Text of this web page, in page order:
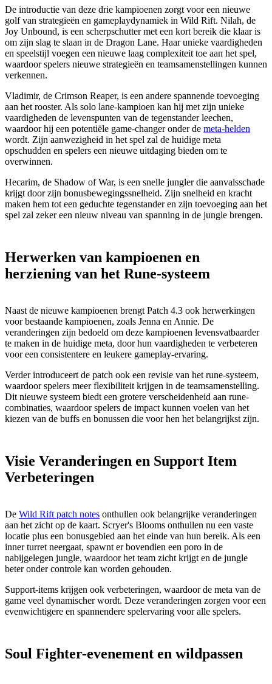
De introductie van deze drie kampioenen zorgt voor een nieuwe
golf van strategieën en gameplaydynamiek in Wild Rift. Nilah, de
Joy Unbound, is een scherpschutter met een kort bereik die klaar is
om zijn slag te slaan in de Dragon Lane. Haar unieke vaardigheden
en speelstijl voegen een nieuwe laag complexiteit toe aan het spel,
waardoor spelers nieuwe strategieën en teamsamenstellingen kunnen
verkennen.
Vladimir, de Crimson Reaper, is een andere spannende toevoeging
aan het rooster. Als solo lane-kampioen kan hij met zijn unieke
vaardigheden de levenspunten van de tegenstander leechen,
waardoor hij een potentiële game-changer onder de meta-helden
wordt. Zijn aanwezigheid in het spel zal de huidige meta
opschudden en spelers een nieuwe uitdaging bieden om te
overwinnen.
Hecarim, de Shadow of War, is een snelle jungler die aanvalsschade
krijgt door zijn bonusbewegingssnelheid. Zijn snelheid en kracht
maken hem tot een geduchte tegenstander en zijn toevoeging aan het
spel zal zeker een nieuw niveau van spanning in de jungle brengen.
Herwerken van kampioenen en
herziening van het Rune-systeem
Naast de nieuwe kampioenen brengt Patch 4.3 ook herwerkingen
voor bestaande kampioenen, zoals Jenna en Annie. De
veranderingen zijn bedoeld om deze kampioenen levensvatbaarder
te maken in de huidige meta, door hun vaardigheden te verbeteren
voor een consistentere en leukere gameplay-ervaring.
Verder introduceert de patch ook een revisie van het rune-systeem,
waardoor spelers meer flexibiliteit krijgen in de teamsamenstelling.
Dit nieuwe systeem biedt een grotere verscheidenheid aan rune-
combinaties, waardoor spelers de impact kunnen voelen van het
kiezen van de buffs en bonussen die voor hen het belangrijkst zijn.
Visie Veranderingen en Support Item
Verbeteringen
De Wild Rift patch notes onthullen ook belangrijke veranderingen
aan het zicht op de kaart. Scryer's Blooms onthullen nu een vaste
locatie plus een bonusgebied aan het einde van hun bereik. Als een
inner turret neergaat, spawnt er bovendien een poro in de
nabijgelegen jungle, waardoor het team zicht krijgt en de jungle
beter onder controle kan worden gehouden.
Support-items krijgen ook verbeteringen, waardoor de meta van de
game veel dynamischer wordt. Deze veranderingen zorgen voor een
evenwichtigere en spannendere spelervaring voor alle spelers.
Soul Fighter-evenement en wildpassen